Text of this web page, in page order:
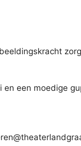
en een moedige